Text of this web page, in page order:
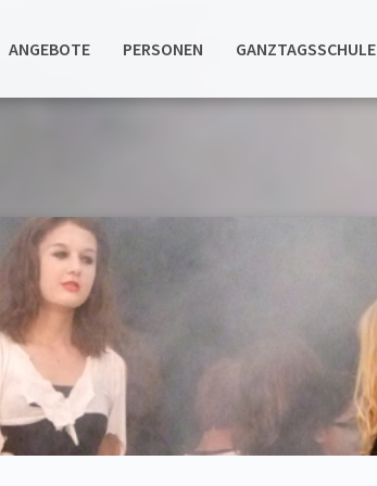
ANGEBOTE PERSONEN GANZTAGSSCHULE